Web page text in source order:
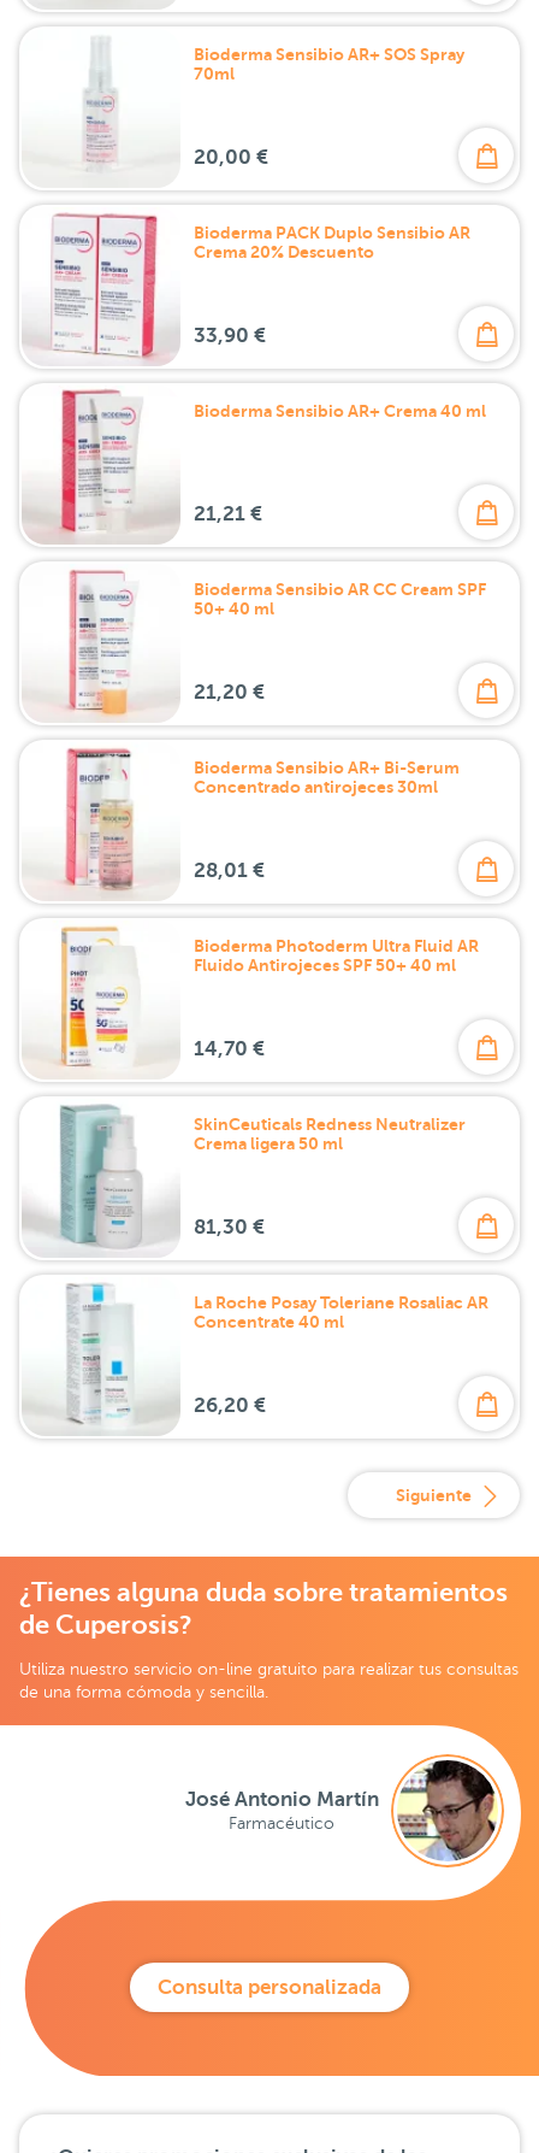
Bioderma Sensibio AR+ SOS Spray
70ml
20,00 €
Bioderma PACK Duplo Sensibio AR
Crema 20% Descuento
33,90 €
Bioderma Sensibio AR+ Crema 40 ml
21,21 €
Bioderma Sensibio AR CC Cream SPF
50+ 40 ml
21,20 €
Bioderma Sensibio AR+ Bi-Serum
Concentrado antirojeces 30ml
28,01 €
Bioderma Photoderm Ultra Fluid AR
Fluido Antirojeces SPF 50+ 40 ml
14,70 €
SkinCeuticals Redness Neutralizer
Crema ligera 50 ml
81,30 €
La Roche Posay Toleriane Rosaliac AR
Concentrate 40 ml
26,20 €
Siguiente
¿Tienes alguna duda sobre tratamientos
de Cuperosis?
Utiliza nuestro servicio on-line gratuito para realizar tus consultas
de una forma cómoda y sencilla.
Consulta personalizada
José Antonio Martín
Farmacéutico